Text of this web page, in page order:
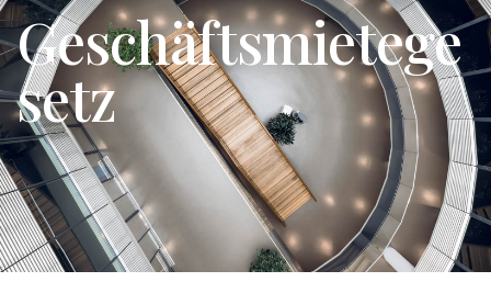
Geschäftsmietege
setz